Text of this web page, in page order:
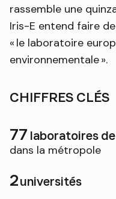
rassemble une
Iris-E entend faire
« le laboratoire
environnementale ».
CHIFFRES CLÉS
77 laboratoires
dans la métropole
2universités